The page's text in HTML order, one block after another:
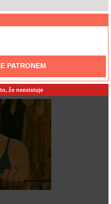
PATRONEM
že neexistuje